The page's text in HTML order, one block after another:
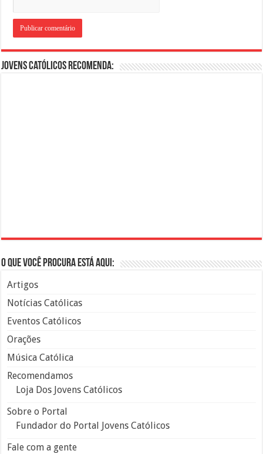
Jovens Católicos Recomenda:
O que você procura está aqui:
Artigos
Notícias Católicas
Eventos Católicos
Orações
Música Católica
Recomendamos
Loja Dos Jovens Católicos
Sobre o Portal
Fundador do Portal Jovens Católicos
Fale com a gente